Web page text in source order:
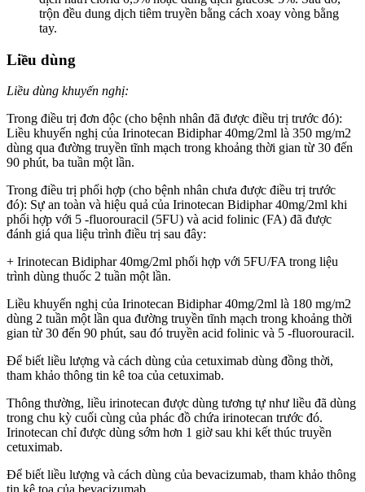
trộn đều dung dịch tiêm truyền bằng cách xoay vòng bằng
tay.
Liều dùng
Liều dùng khuyến nghị:
Trong điều trị đơn độc (cho bệnh nhân đã được điều trị trước đó):
Liều khuyến nghị của Irinotecan Bidiphar 40mg/2ml là 350 mg/m2
dùng qua đường truyền tĩnh mạch trong khoảng thời gian từ 30 đến
90 phút, ba tuần một lần.
Trong điều trị phối hợp (cho bệnh nhân chưa được điều trị trước
đó): Sự an toàn và hiệu quả của Irinotecan Bidiphar 40mg/2ml khi
phối hợp với 5 -fluorouracil (5FU) và acid folinic (FA) đã được
đánh giá qua liệu trình điều trị sau đây:
+ Irinotecan Bidiphar 40mg/2ml phối hợp với 5FU/FA trong liệu
trình dùng thuốc 2 tuần một lần.
Liều khuyến nghị của Irinotecan Bidiphar 40mg/2ml là 180 mg/m2
dùng 2 tuần một lần qua đường truyền tĩnh mạch trong khoảng thời
gian từ 30 đến 90 phút, sau đó truyền acid folinic và 5 -fluorouracil.
Để biết liều lượng và cách dùng của cetuximab dùng đồng thời,
tham khảo thông tin kê toa của cetuximab.
Thông thường, liều irinotecan được dùng tương tự như liều đã dùng
trong chu kỳ cuối cùng của phác đồ chứa irinotecan trước đó.
Irinotecan chỉ được dùng sớm hơn 1 giờ sau khi kết thúc truyền
cetuximab.
Để biết liều lượng và cách dùng của bevacizumab, tham khảo thông